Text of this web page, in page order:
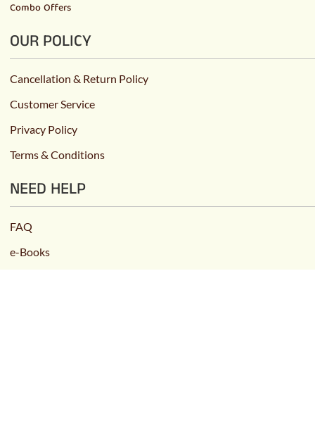
Combo Offers
OUR POLICY
Cancellation & Return Policy
Customer Service
Privacy Policy
Terms & Conditions
NEED HELP
FAQ
e-Books